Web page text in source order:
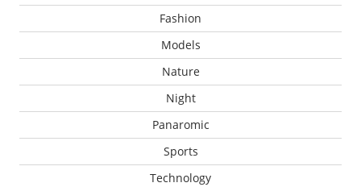
Fashion
Models
Nature
Night
Panaromic
Sports
Technology